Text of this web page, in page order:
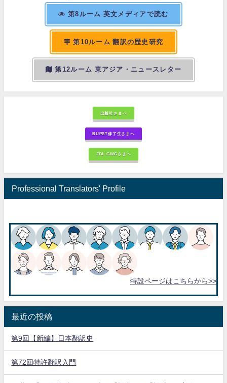
第8ルーム 英文メディアで読む
第10ルーム 翻訳の歴史研究
第12ルーム 東アジア・ニュースレター
出版社さまへ
BUPST修了生さまへ
JTA-GWGさまへ
Professional Translators' Profile
特設ページはこちらから>>
最近の投稿
第9回【新編】日本翻訳史
第72回特許翻訳入門